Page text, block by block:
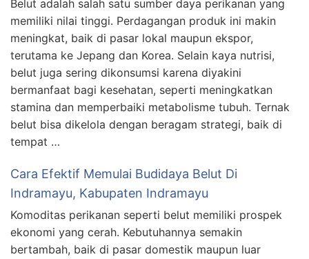
Belut adalah salah satu sumber daya perikanan yang
memiliki nilai tinggi. Perdagangan produk ini makin
meningkat, baik di pasar lokal maupun ekspor,
terutama ke Jepang dan Korea. Selain kaya nutrisi,
belut juga sering dikonsumsi karena diyakini
bermanfaat bagi kesehatan, seperti meningkatkan
stamina dan memperbaiki metabolisme tubuh. Ternak
belut bisa dikelola dengan beragam strategi, baik di
tempat …
Cara Efektif Memulai Budidaya Belut Di
Indramayu, Kabupaten Indramayu
Komoditas perikanan seperti belut memiliki prospek
ekonomi yang cerah. Kebutuhannya semakin
bertambah, baik di pasar domestik maupun luar